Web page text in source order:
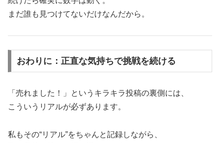
まだ誰も見つけてないだけなんだから。
おわりに：正直な気持ちで挑戦を続ける
「売れました！」というキラキラ投稿の裏側には、
こういうリアルが必ずあります。
私もその“リアル”をちゃんと記録しながら、